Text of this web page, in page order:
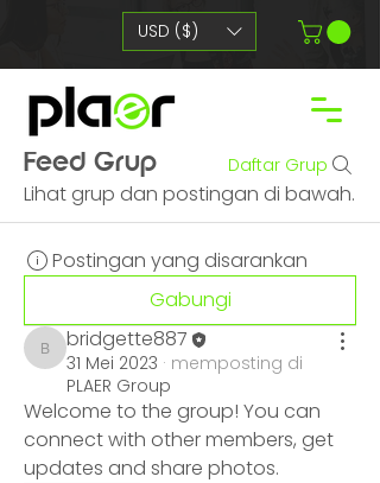
USD ($)
Feed Grup Daftar Grup
Lihat grup dan postingan di bawah.
Postingan yang disarankan
Gabungi
bridgette887
bridgette887
31 Mei 2023 · memposting di
PLAER Group
Welcome to the group! You can
connect with other members, get
updates and share photos.